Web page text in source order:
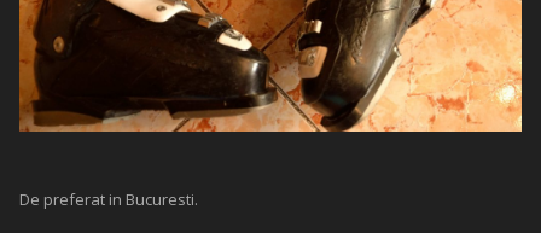
De preferat in Bucuresti.